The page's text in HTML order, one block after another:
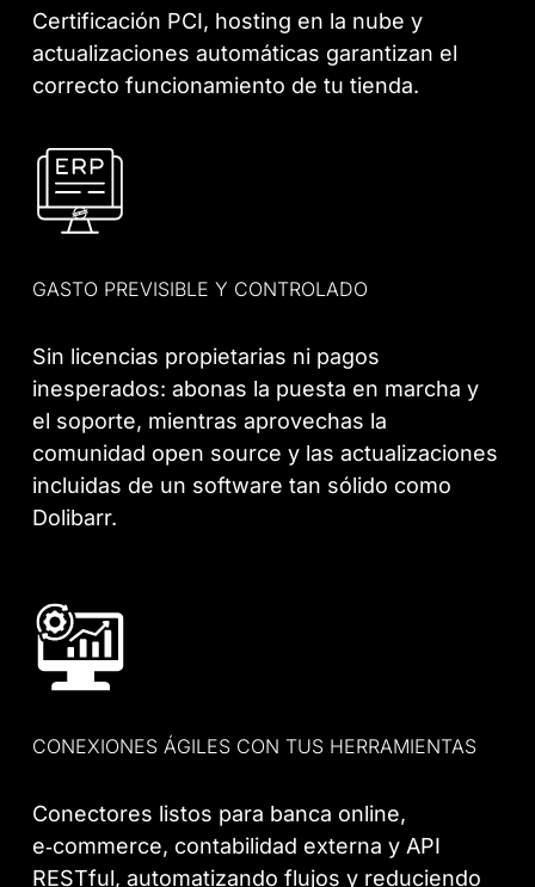
Certificación PCI, hosting en la nube y
actualizaciones automáticas garantizan el
correcto funcionamiento de tu tienda.
GASTO PREVISIBLE Y CONTROLADO
Sin licencias propietarias ni pagos
inesperados: abonas la puesta en marcha y
el soporte, mientras aprovechas la
comunidad open source y las actualizaciones
incluidas de un software tan sólido como
Dolibarr.
CONEXIONES ÁGILES CON TUS HERRAMIENTAS
Conectores listos para banca online,
e‑commerce, contabilidad externa y API
RESTful, automatizando flujos y reduciendo